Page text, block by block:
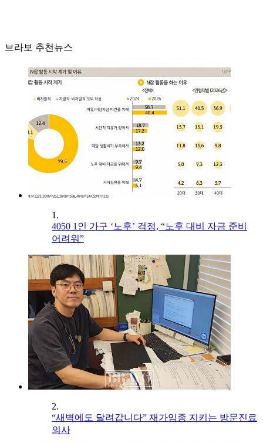
브라보 추천뉴스
1.
4050 1인 가구 ‘노후’ 걱정, “노후 대비 자금 준비
어려워”
2.
“새벽에도 달려갑니다” 재가임종 지키는 방문진료
의사